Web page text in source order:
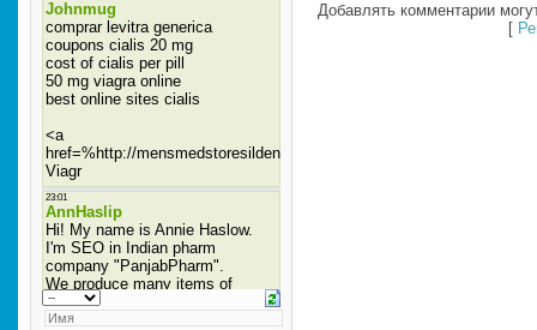
Добавлять комментарии
[